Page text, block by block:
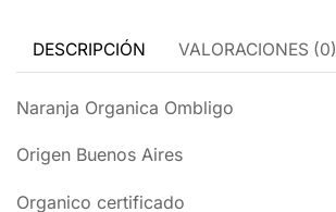
DESCRIPCIÓN VALORACIONES (0)
Naranja Organica Ombligo
Origen Buenos Aires
Organico certificado